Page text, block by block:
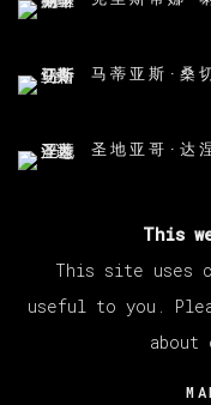
马蒂亚斯·桑
圣地亚哥·达
版权 2026 VETA
This
This site uses
useful to you.
about